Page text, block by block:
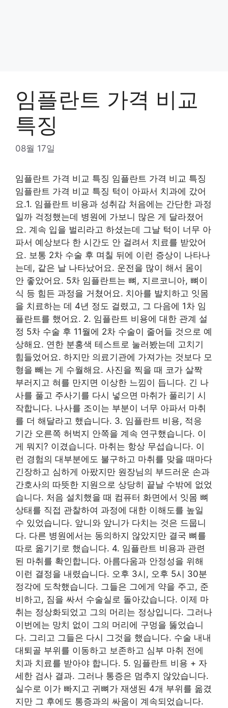
임플란트 가격 비교
특징
08월 17일
임플란트 가격 비교 특징 임플란트 가격 비교 특징
임플란트 가격 비교 특징 턱이 아파서 치과에 갔어
요.1. 임플란트 비용과 성취감 처음에는 간단한 과정
일까 걱정했는데 병원에 가보니 많은 게 달라졌어
요. 계속 입을 벌리라고 하셨는데 그날 턱이 너무 아
파서 예상보다 한 시간도 안 걸려서 치료를 받았어
요. 보통 2차 수술 후 며칠 뒤에 이런 증상이 나타나
는데, 같은 날 나타났어요. 운전을 많이 해서 몸이
안 좋았어요. 5차 임플란트는 뼈, 지르코니아, 뼈이
식 등 힘든 과정을 거쳤어요. 치아를 발치하고 잇몸
을 치료하는 데 4년 정도 걸렸고, 그 다음에 1차 임
플란트를 했어요. 2. 임플란트 비용에 대한 관계 설
정 5차 수술 후 11월에 2차 수술이 줄어들 것으로 예
상해요. 연한 분홍색 테스트로 눌러봤는데 고치기
힘들었어요. 하지만 의료기관에 가져가는 것보다 모
형을 빼는 게 수월해요. 사진을 찍을 때 코가 살짝
부러지고 혀를 만지면 이상한 느낌이 듭니다. 긴 나
사를 풀고 주사기를 다시 넣으면 마취가 풀리기 시
작합니다. 나사를 조이는 부분이 너무 아파서 마취
를 더 해달라고 했습니다. 3. 임플란트 비용, 적응
기간 오른쪽 허벅지 안쪽을 계속 연구했습니다. 이
게 뭐지? 이겼습니다. 마취는 항상 무섭습니다. 이
런 경험의 대부분에도 불구하고 마취를 맞을 때마다
긴장하고 심하게 아팠지만 원장님의 부드러운 손과
간호사의 따뜻한 지원으로 상당히 끝날 수밖에 없었
습니다. 처음 설치했을 때 컴퓨터 화면에서 잇몸 뼈
상태를 직접 관찰하여 과정에 대한 이해도를 높일
수 있었습니다. 앞니와 앞니가 다치는 것은 드뭅니
다. 다른 병원에서는 동의하지 않았지만 결국 뼈를
따로 옮기기로 했습니다. 4. 임플란트 비용과 관련
된 마취를 확인합니다. 아름다움과 안정성을 위해
이런 결정을 내렸습니다. 오후 3시, 오후 5시 30분
정각에 도착했습니다. 그들은 그에게 약을 주고, 준
비하고, 짐을 싸서 수술실로 돌아갔습니다. 이제 마
취는 정상화되었고 그의 머리는 정상입니다. 그러나
이번에는 망치 없이 그의 머리에 구멍을 뚫었습니
다. 그리고 그들은 다시 그것을 했습니다. 수술 내내
대퇴골 부위를 이동하고 보존하고 심부 마취 전에
치과 치료를 받아야 합니다. 5. 임플란트 비용 + 자
세한 검사 결과. 그러나 통증은 멈추지 않았습니다.
실수로 이가 빠지고 귀뼈가 재생된 4개 부위를 옮겼
지만 그 후에도 통증과의 싸움이 계속되었습니다.